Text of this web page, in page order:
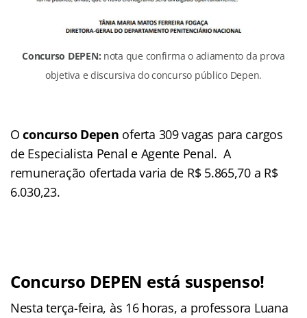
Concurso DEPEN: nota que confirma o adiamento da prova
objetiva e discursiva do concurso público Depen.
Oconcurso Depen oferta 309 vagas para cargos
de Especialista Penal e Agente Penal. A
remuneração ofertada varia de R$ 5.865,70 a R$
6.030,23.
Concurso DEPEN está suspenso!
Nesta terça-feira, às 16 horas, a professora Luana